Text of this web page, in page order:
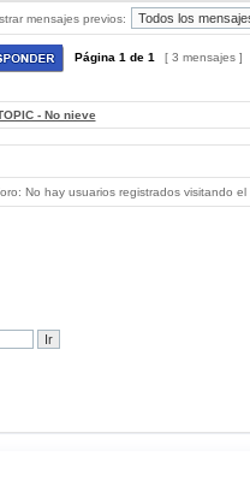
mensajes previos:
Página 1 de 1 [ 3 mensajes ]
- No nieve
No hay usuarios registrados visitando